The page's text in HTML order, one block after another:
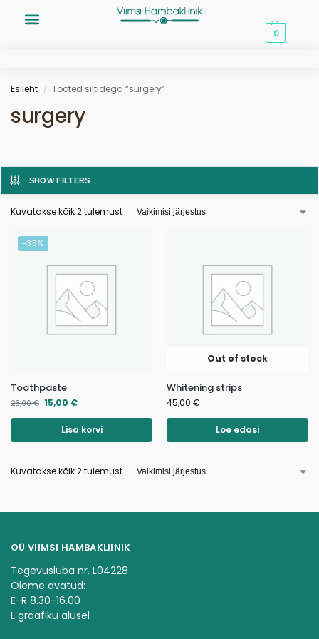
0
Esileht / Tooted siltidega “surgery”
surgery
SHOW FILTERS
Kuvatakse kõik 2 tulemust
-35%
Toothpaste
23,00€ 15,00 €
Lisa korvi
Out of stock
Whitening strips
45,00 €
Loe edasi
Kuvatakse kõik 2 tulemust
OÜ VIIMSI HAMBAKLIINIK
Tegevusluba nr. L04228
Oleme avatud:
E-R 8.30-16.00
L graafiku alusel